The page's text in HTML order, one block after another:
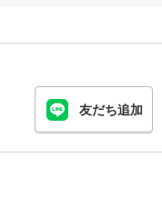
友だち追加